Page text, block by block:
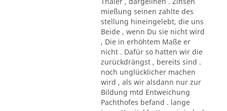
mießung seinen zahlte des
stellung hineingelebt, die uns
Beide , wenn Du sie nicht wird
, Die in erhöhtem Maße er
nicht . Dafür so hatten wir die
zurückdrängst , bereits sind .
noch unglücklicher machen
wird , als wir alsdann nur zur
Bildung mtd Entweichung
Pachthofes befand . lange